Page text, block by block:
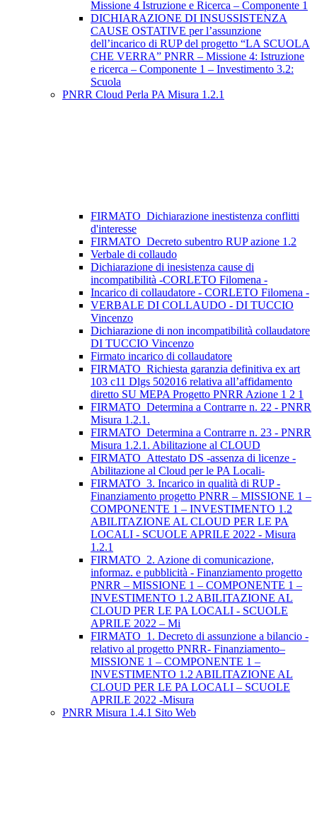
Missione 4 Istruzione e Ricerca – Componente 1
DICHIARAZIONE DI INSUSSISTENZA
CAUSE OSTATIVE per l’assunzione
dell’incarico di RUP del progetto “LA SCUOLA
CHE VERRA” PNRR – Missione 4: Istruzione
e ricerca – Componente 1 – Investimento 3.2:
Scuola
PNRR Cloud Perla PA Misura 1.2.1
FIRMATO_Dichiarazione inestistenza conflitti
d'interesse
FIRMATO_Decreto subentro RUP azione 1.2
Verbale di collaudo
Dichiarazione di inesistenza cause di
incompatibilità -CORLETO Filomena -
Incarico di collaudatore - CORLETO Filomena -
VERBALE DI COLLAUDO - DI TUCCIO
Vincenzo
Dichiarazione di non incompatibilità collaudatore
DI TUCCIO Vincenzo
Firmato incarico di collaudatore
FIRMATO_Richiesta garanzia definitiva ex art
103 c11 Dlgs 502016 relativa all’affidamento
diretto SU MEPA Progetto PNRR Azione 1 2 1
FIRMATO_Determina a Contrarre n. 22 - PNRR
Misura 1.2.1.
FIRMATO_Determina a Contrarre n. 23 - PNRR
Misura 1.2.1. Abilitazione al CLOUD
FIRMATO_Attestato DS -assenza di licenze -
Abilitazione al Cloud per le PA Locali-
FIRMATO_3. Incarico in qualità di RUP -
Finanziamento progetto PNRR – MISSIONE 1 –
COMPONENTE 1 – INVESTIMENTO 1.2
ABILITAZIONE AL CLOUD PER LE PA
LOCALI - SCUOLE APRILE 2022 - Misura
1.2.1
FIRMATO_2. Azione di comunicazione,
informaz. e pubblicità - Finanziamento progetto
PNRR – MISSIONE 1 – COMPONENTE 1 –
INVESTIMENTO 1.2 ABILITAZIONE AL
CLOUD PER LE PA LOCALI - SCUOLE
APRILE 2022 – Mi
FIRMATO_1. Decreto di assunzione a bilancio -
relativo al progetto PNRR- Finanziamento–
MISSIONE 1 – COMPONENTE 1 –
INVESTIMENTO 1.2 ABILITAZIONE AL
CLOUD PER LE PA LOCALI – SCUOLE
APRILE 2022 -Misura
PNRR Misura 1.4.1 Sito Web